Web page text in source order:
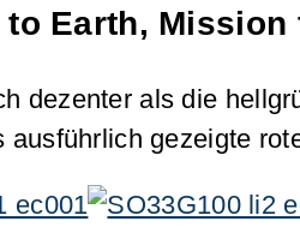
Earth,
dezenter als die
gezeigte